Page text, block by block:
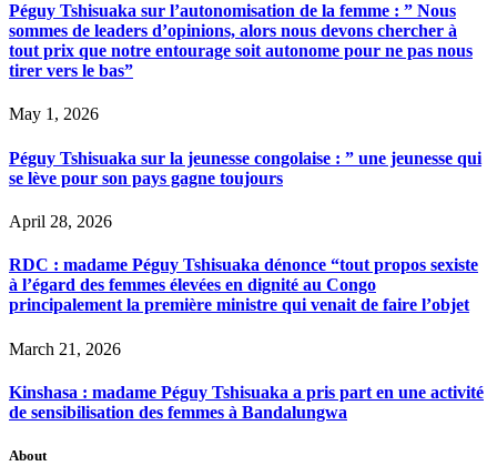
Péguy Tshisuaka sur l’autonomisation de la femme : ” Nous
sommes de leaders d’opinions, alors nous devons chercher à
tout prix que notre entourage soit autonome pour ne pas nous
tirer vers le bas”
May 1, 2026
Péguy Tshisuaka sur la jeunesse congolaise : ” une jeunesse qui
se lève pour son pays gagne toujours
April 28, 2026
RDC : madame Péguy Tshisuaka dénonce “tout propos sexiste
à l’égard des femmes élevées en dignité au Congo
principalement la première ministre qui venait de faire l’objet
March 21, 2026
Kinshasa : madame Péguy Tshisuaka a pris part en une activité
de sensibilisation des femmes à Bandalungwa
About